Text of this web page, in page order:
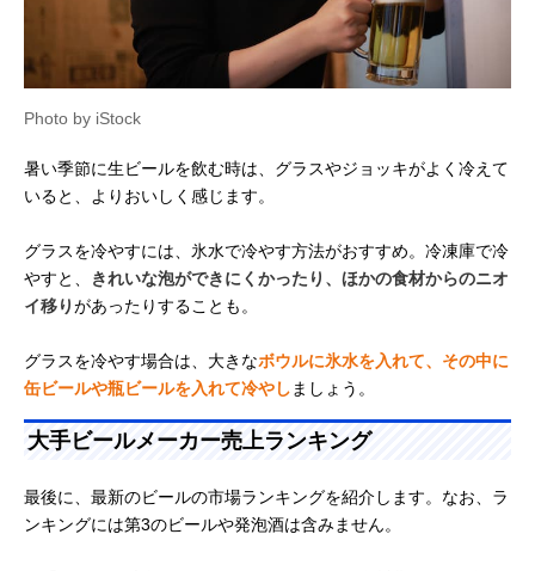
Photo by iStock
暑い季節に生ビールを飲む時は、グラスやジョッキがよく冷えて
いると、よりおいしく感じます。
グラスを冷やすには、氷水で冷やす方法がおすすめ。冷凍庫で冷
やすと、
きれいな泡ができにくかったり、ほかの食材からのニオ
イ移りがあったりすることも。
グラスを冷やす場合は、大きなボウルに氷水を入れて、その中に
缶ビールや瓶ビールを入れて冷やし ましょう。
大手ビールメーカー売上ランキング
最後に、最新のビールの市場ランキングを紹介します。なお、ラ
ンキングには第3のビールや発泡酒は含みません。